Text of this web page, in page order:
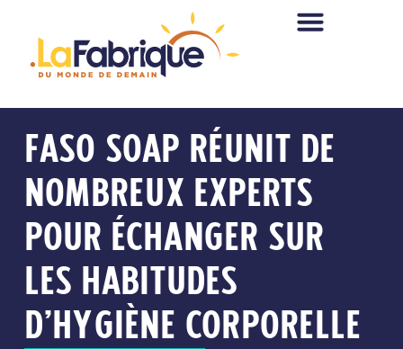
FASO SOAP RÉUNIT DE
NOMBREUX EXPERTS
POUR ÉCHANGER SUR
LES HABITUDES
D’HYGIÈNE CORPORELLE